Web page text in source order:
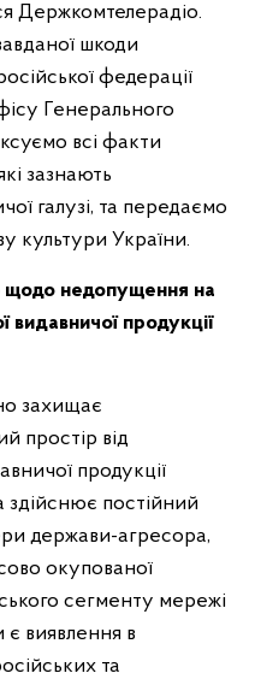
Держкомтелерадіо.
шкоди
федерації
Генерального
всі факти
зазнають
галузі, та передаємо
культури України.
недопущення на
видавничої продукції
захищає
простір від
продукції
постійний
держави-агресора,
окупованої
сегменту мережі
є виявлення в
та